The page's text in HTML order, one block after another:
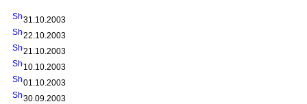
31.10.2003
22.10.2003
21.10.2003
10.10.2003
01.10.2003
30.09.2003